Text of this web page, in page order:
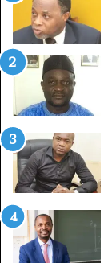
entreprises